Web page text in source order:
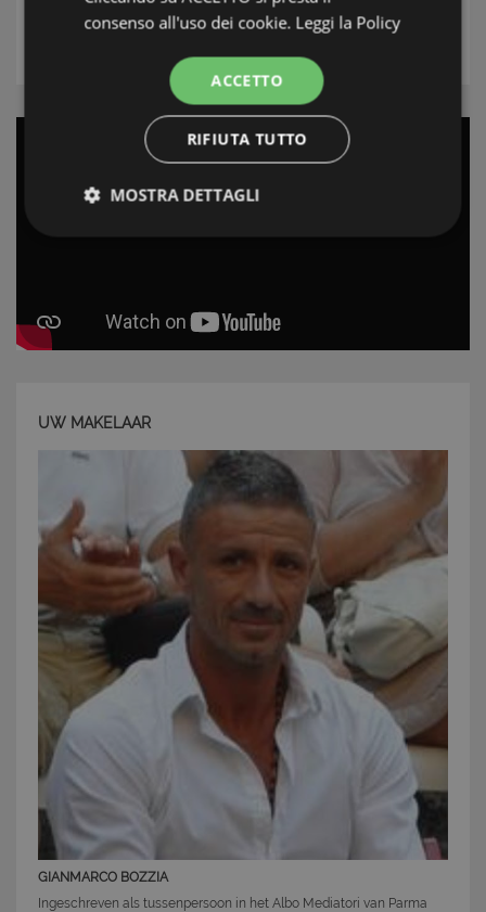
UW MAKELAAR
GIANMARCO BOZZIA
Ingeschreven als tussenpersoon in het Albo Mediatori van Parma
consenso all'uso dei cookie. Leggi la Policy
ACCETTO
RIFIUTA TUTTO
MOSTRA DETTAGLI
I cookie strettamente necessari consentono
funzionalità del sito Web principale come l'accesso
degli utenti e la gestione dell'account. Il sito Web
non può essere utilizzato correttamente senza i
cookie strettamente necessari.
Nome
Provider Dominio
PHPSESSID
PHP.net
www.latuacasainsardegna.com